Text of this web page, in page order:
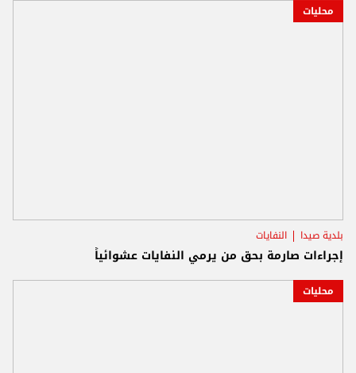
محليات
بلدية صيدا النفايات
إجراءات صارمة بحق من يرمي النفايات عشوائياً
محليات